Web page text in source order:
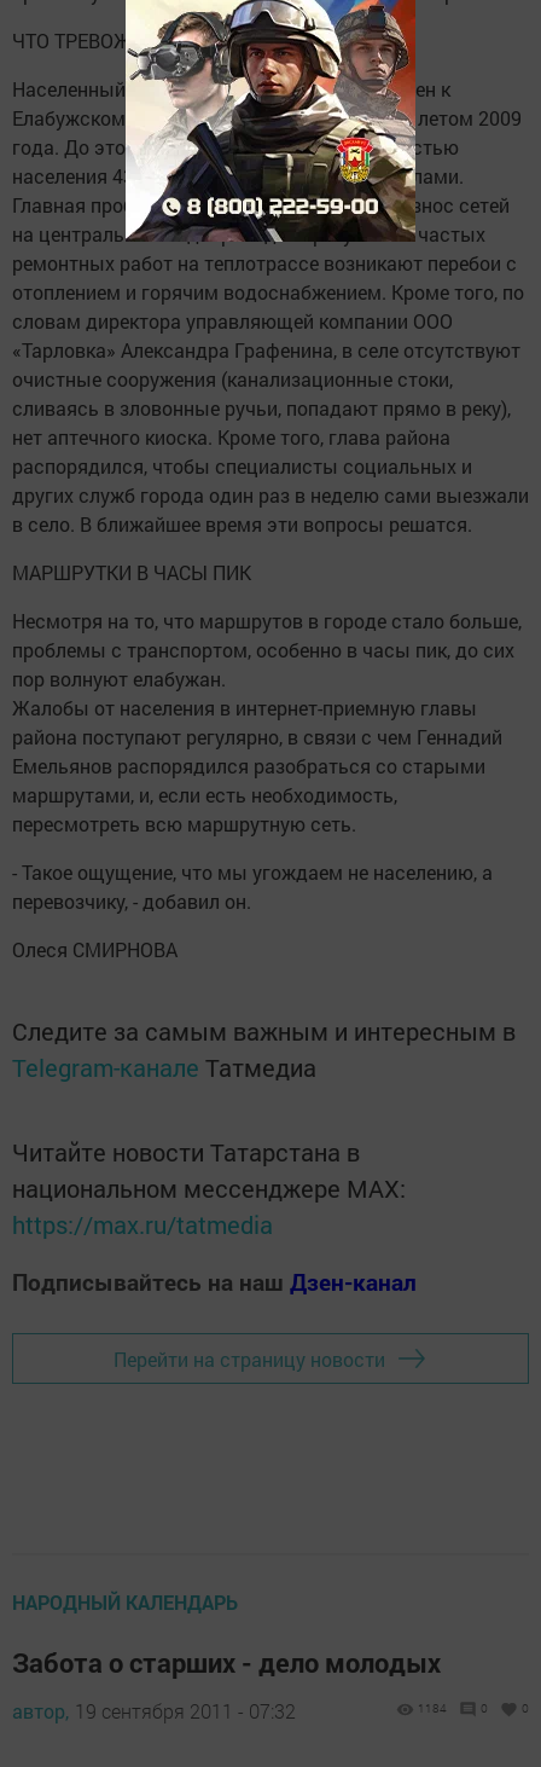
ЧТО ТРЕВОЖИТ ТАРЛОВКУ?
Населенный пункт Тарловка был присоединен к
Елабужскому району и получил статус села летом 2009
года. До этого времени поселок с численностью
населения 430 человек выживал своими силами.
Главная проблема здесь - стопроцентный износ сетей
на центральном водопроводе. В результате частых
ремонтных работ на теплотрассе возникают перебои с
отоплением и горячим водоснабжением. Кроме того, по
словам директора управляющей компании ООО
«Тарловка» Александра Графенина, в селе отсутствуют
очистные сооружения (канализационные стоки,
сливаясь в зловонные ручьи, попадают прямо в реку),
нет аптечного киоска. Кроме того, глава района
распорядился, чтобы специалисты социальных и
других служб города один раз в неделю сами выезжали
в село. В ближайшее время эти вопросы решатся.
МАРШРУТКИ В ЧАСЫ ПИК
Несмотря на то, что маршрутов в городе стало больше,
проблемы с транспортом, особенно в часы пик, до сих
пор волнуют елабужан.
Жалобы от населения в интернет-приемную главы
района поступают регулярно, в связи с чем Геннадий
Емельянов распорядился разобраться со старыми
маршрутами, и, если есть необходимость,
пересмотреть всю маршрутную сеть.
- Такое ощущение, что мы угождаем не населению, а
перевозчику, - добавил он.
Олеся СМИРНОВА
Следите за самым важным и интересным в
Telegram-канале Татмедиа
Читайте новости Татарстана в
национальном мессенджере MАХ:
https://max.ru/tatmedia
Подписывайтесь на наш Дзен-канал
Перейти на страницу новости
НАРОДНЫЙ КАЛЕНДАРЬ
Забота о старших - дело молодых
автор, 19 сентября 2011 - 07:32 1184 0 0